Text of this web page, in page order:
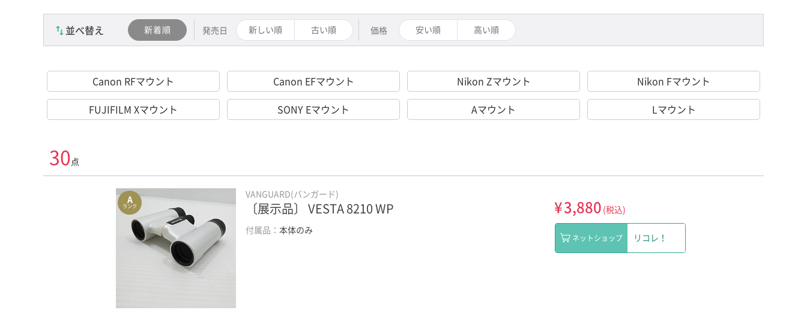
並べ替え 新着順 発売日 新しい順 古い順 価格 安い順 高い順
Canon RFマウント Canon EFマウント Nikon Zマウント
Nikon Fマウント
FUJIFILM Xマウント
SONY Eマウント Aマウント Lマウント
30点
A
ランク
VANGUARD(バンガード)
〔展示品〕 VESTA 8210 WP
付属品：本体のみ
¥3,880 (税込)
ネットショップ リコレ！